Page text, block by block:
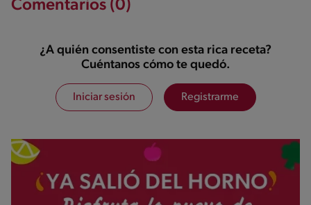
Comentarios (0)
¿A quién consentiste con esta rica receta?
Cuéntanos cómo te quedó.
Iniciar sesión Registrarme